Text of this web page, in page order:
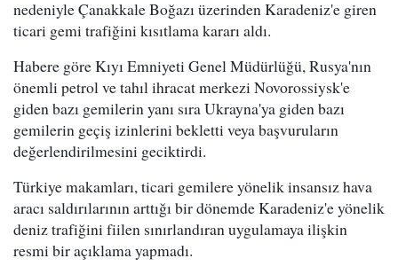
nedeniyle Çanakkale Boğazı üzerinden Karadeniz'e giren
ticari gemi trafiğini kısıtlama kararı aldı.
Habere göre Kıyı Emniyeti Genel Müdürlüğü, Rusya'nın
önemli petrol ve tahıl ihracat merkezi Novorossiysk'e
giden bazı gemilerin yanı sıra Ukrayna'ya giden bazı
gemilerin geçiş izinlerini bekletti veya başvuruların
değerlendirilmesini geciktirdi.
Türkiye makamları, ticari gemilere yönelik insansız hava
aracı saldırılarının arttığı bir dönemde Karadeniz'e yönelik
deniz trafiğini fiilen sınırlandıran uygulamaya ilişkin
resmi bir açıklama yapmadı.